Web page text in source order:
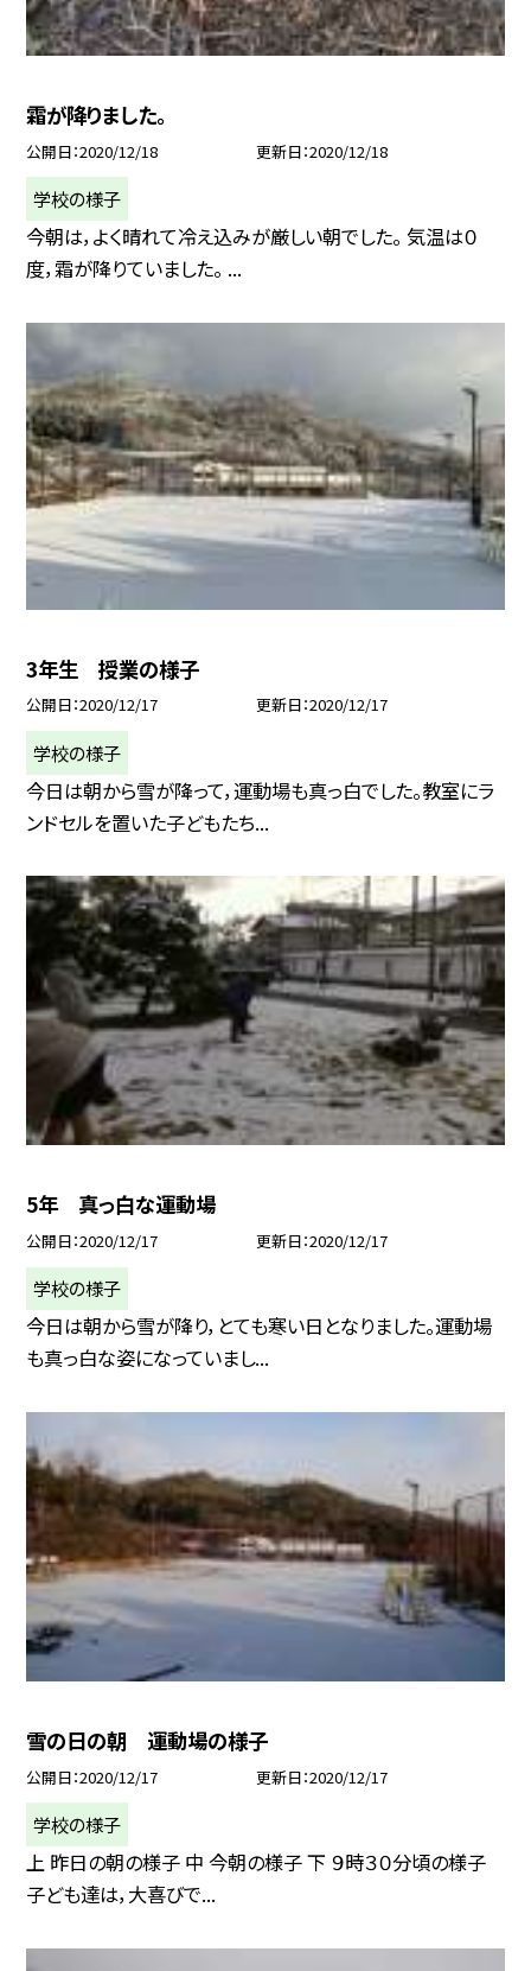
霜が降りました。
公開日 2020/12/18 更新日 2020/12/18
学校の様子
今朝は，よく晴れて冷え込みが厳しい朝でした。 気温は０
度，霜が降りていました。 ...
3年生 授業の様子
公開日 2020/12/17 更新日 2020/12/17
学校の様子
今日は朝から雪が降って，運動場も真っ白でした。教室にラ
ンドセルを置いた子どもたち...
5年 真っ白な運動場
公開日 2020/12/17 更新日 2020/12/17
学校の様子
今日は朝から雪が降り，とても寒い日となりました。運動場
も真っ白な姿になっていまし...
雪の日の朝 運動場の様子
公開日 2020/12/17 更新日 2020/12/17
学校の様子
上 昨日の朝の様子 中 今朝の様子 下 ９時３０分頃の様子
子ども達は，大喜びで...